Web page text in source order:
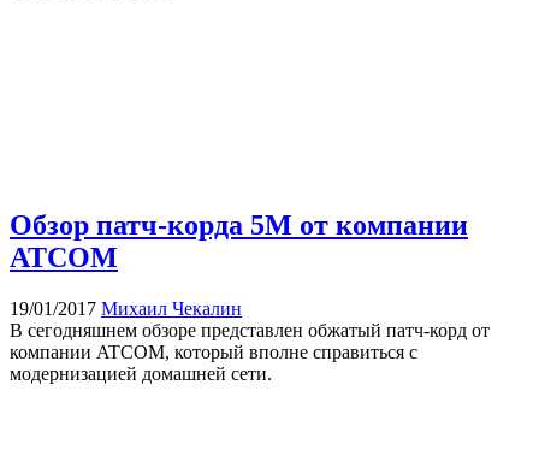
Обзор патч-корда 5М от компании
ATCOM
19/01/2017 Михаил Чекалин
В сегодняшнем обзоре представлен обжатый патч-корд от
компании ATCOM, который вполне справиться с
модернизацией домашней сети.